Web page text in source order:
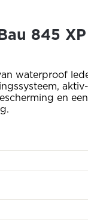
845 XP
waterproof
en